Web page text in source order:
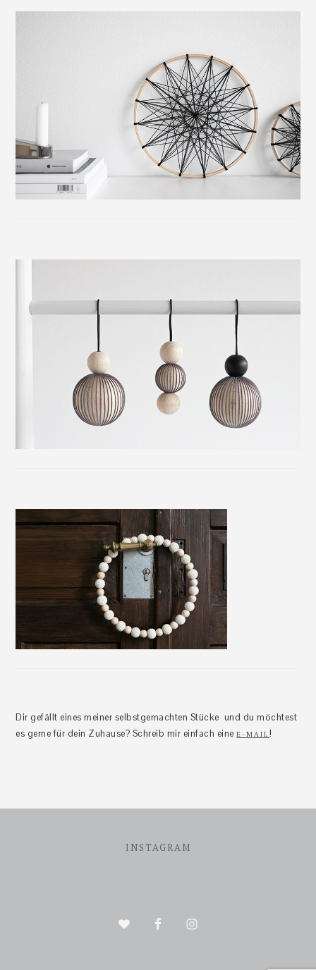
Dir gefällt eines meiner selbstgemachten Stücke und du möchtest
es gerne für dein Zuhause? Schreib mir einfach eineE-MAIL!
INSTAGRAM